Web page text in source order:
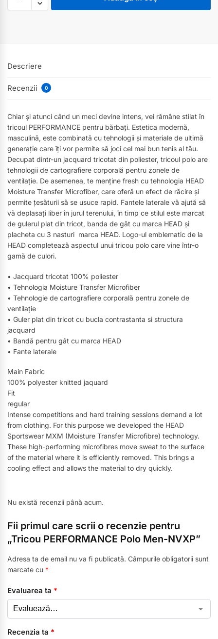
Descriere
Recenzii 0
Chiar și atunci când un meci devine intens, vei rămâne stilat în
tricoul PERFORMANCE pentru bărbați. Estetica modernă,
masculină, este combinată cu tehnologii și materiale de ultimă
generație care îți vor permite să joci cel mai bun tenis al tău.
Decupat dintr-un jacquard tricotat din poliester, tricoul polo are
tehnologii de cartografiere corporală pentru zonele de
ventilație. De asemenea, te menține fresh cu tehnologia HEAD
Moisture Transfer Microfiber, care oferă un efect de răcire și
permite țesăturii să se usuce rapid. Fantele laterale vă ajută să
vă deplasați liber în jurul terenului, în timp ce stilul este marcat
de gulerul plat din tricot, banda de gât cu marca HEAD și
placheta cu 3 nasturi marca HEAD. Logo-ul emblematic de la
HEAD completează aspectul unui tricou polo care vine într-o
gamă de culori.
• Jacquard tricotat 100% poliester
• Tehnologia Moisture Transfer Microfiber
• Tehnologie de cartografiere corporală pentru zonele de
ventilație
• Guler plat din tricot cu bucla contrastanta si structura
jacquard
• Bandă pentru gât cu marca HEAD
• Fante laterale
Main Fabric
100% polyester knitted jaquard
Fit
regular
Intense competitions and hard training sessions demand a lot
from clothing. For this purpose we developed the HEAD
Sportswear MXM (Moisture Transfer Microfibre) technology.
These high-performing microfibres move sweat to the surface
of the material where it is efficiently removed. This brings a
cooling effect and allows the material to dry quickly.
Nu există recenzii până acum.
Fii primul care scrii o recenzie pentru
„Tricou PERFORMANCE Polo Men-NVXP”
Adresa ta de email nu va fi publicată. Câmpurile obligatorii sunt
marcate cu *
Evaluarea ta *
Recenzia ta *